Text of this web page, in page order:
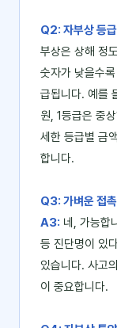
Q2: 자부상 등
부상은 상해 정
숫자가 낮을수
급됩니다. 예를
원, 1등급은 중
세한 등급별 금
합니다.
Q3: 가벼운 접
A3: 네, 가능합
등 진단명이 있
있습니다. 사고
이 중요합니다.